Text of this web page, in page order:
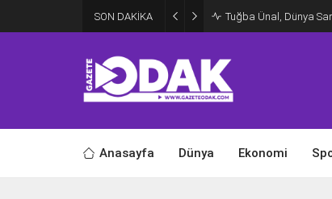
SON DAKİKA Tuğba Ünal, Dünya
Anasayfa Dünya Ekonomi